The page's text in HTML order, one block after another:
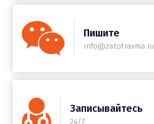
Пишите
info@zatotravma.ru
Записывайтесь
24/7